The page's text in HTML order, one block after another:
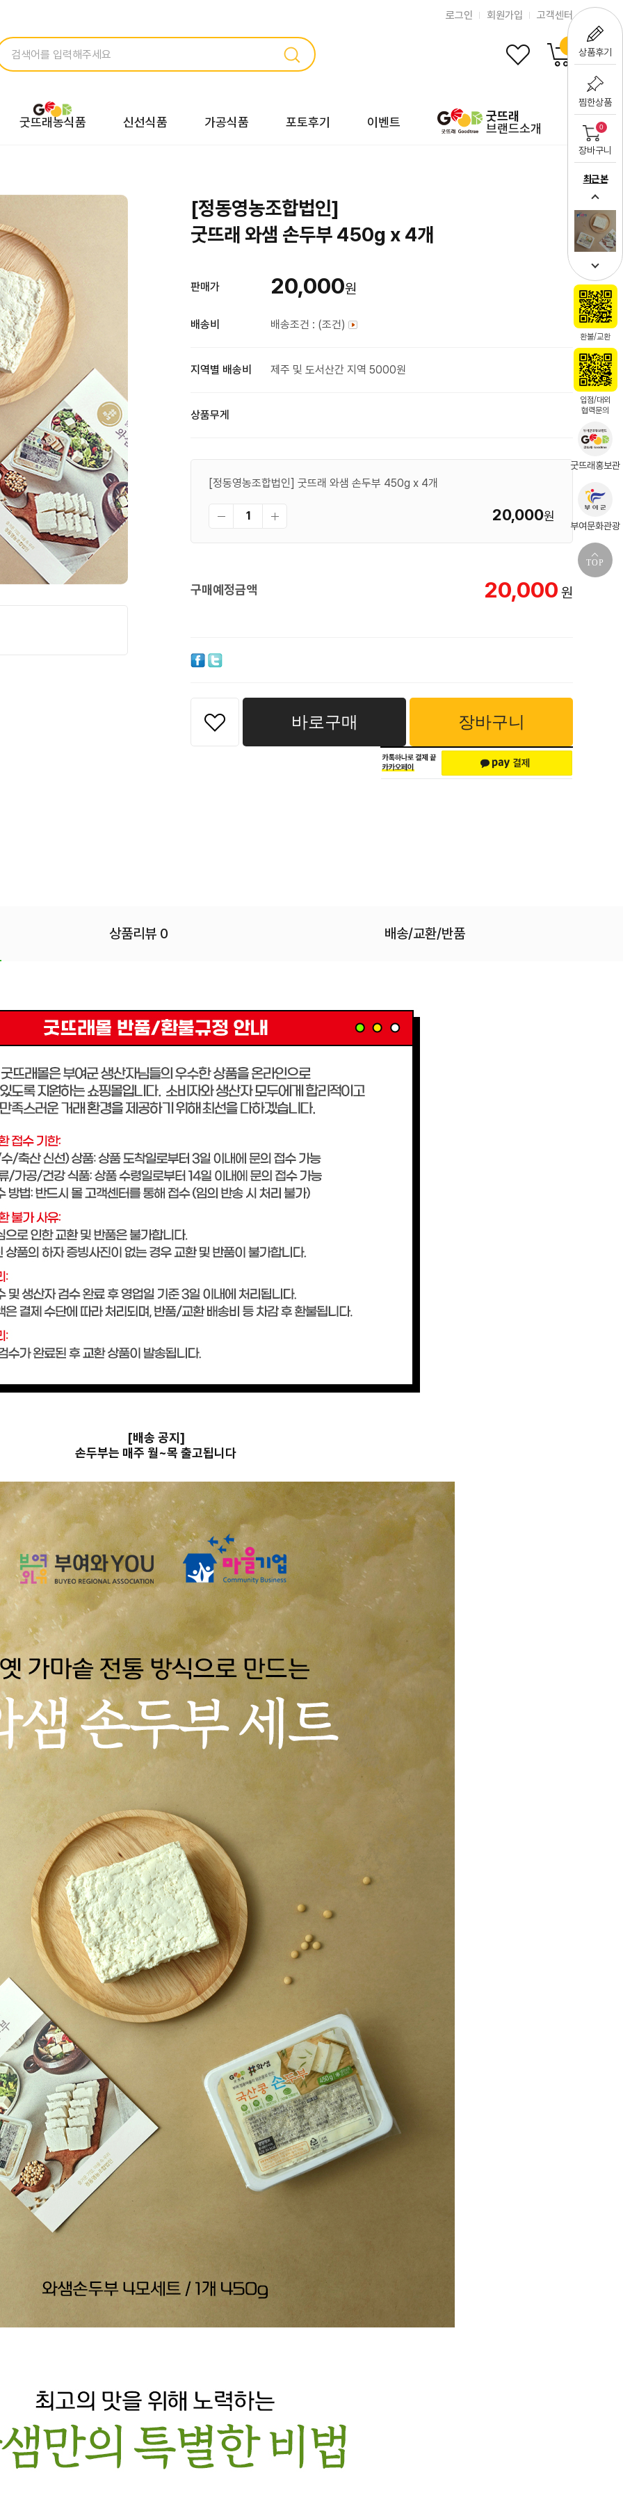
상품후기
찜한상품
0
장바구니
최근 본
환불/교환
입점/대외
협력문의
굿뜨래홍보관
부여문화관광
TOP
로그인 회원가입 고객센터
굿뜨래농식품 신선식품 가공식품 포토후기 이벤트
굿뜨래
브랜드소개
[정동영농조합법인]
굿뜨래 와샘 손두부 450g x 4개
판매가 20,000원
배송비 배송조건 : (조건)
지역별 배송비 제주 및 도서산간 지역 5000원
상품무게
[정동영농조합법인] 굿뜨래 와샘 손두부 450g x 4개
20,000원
구매예정금액 20,000 원
바로구매 장바구니
상품리뷰 0 배송/교환/반품
[배송 공지]
손두부는 매주 월~목 출고됩니다